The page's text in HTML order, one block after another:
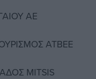
ΑΕ
ΑΤΒΕΕ
MITSIS